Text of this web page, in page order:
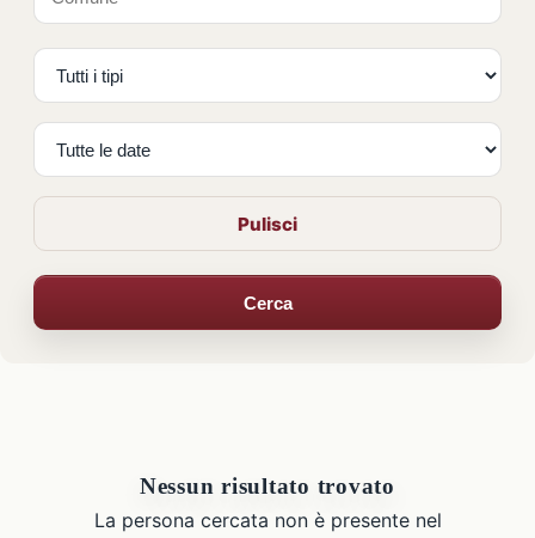
Pulisci
Cerca
Nessun risultato trovato
La persona cercata non è presente nel